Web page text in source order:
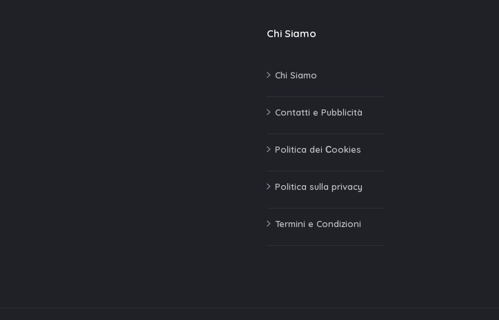
Chi Siamo
Chi Siamo
Contatti e Pubblicità
Politica dei Сookies
Politica sulla privacy
Termini e Condizioni